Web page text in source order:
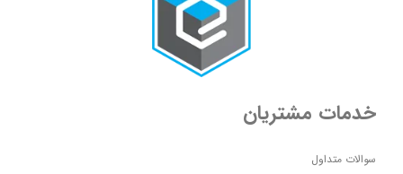
خدمات مشتریان
سوالات متداول